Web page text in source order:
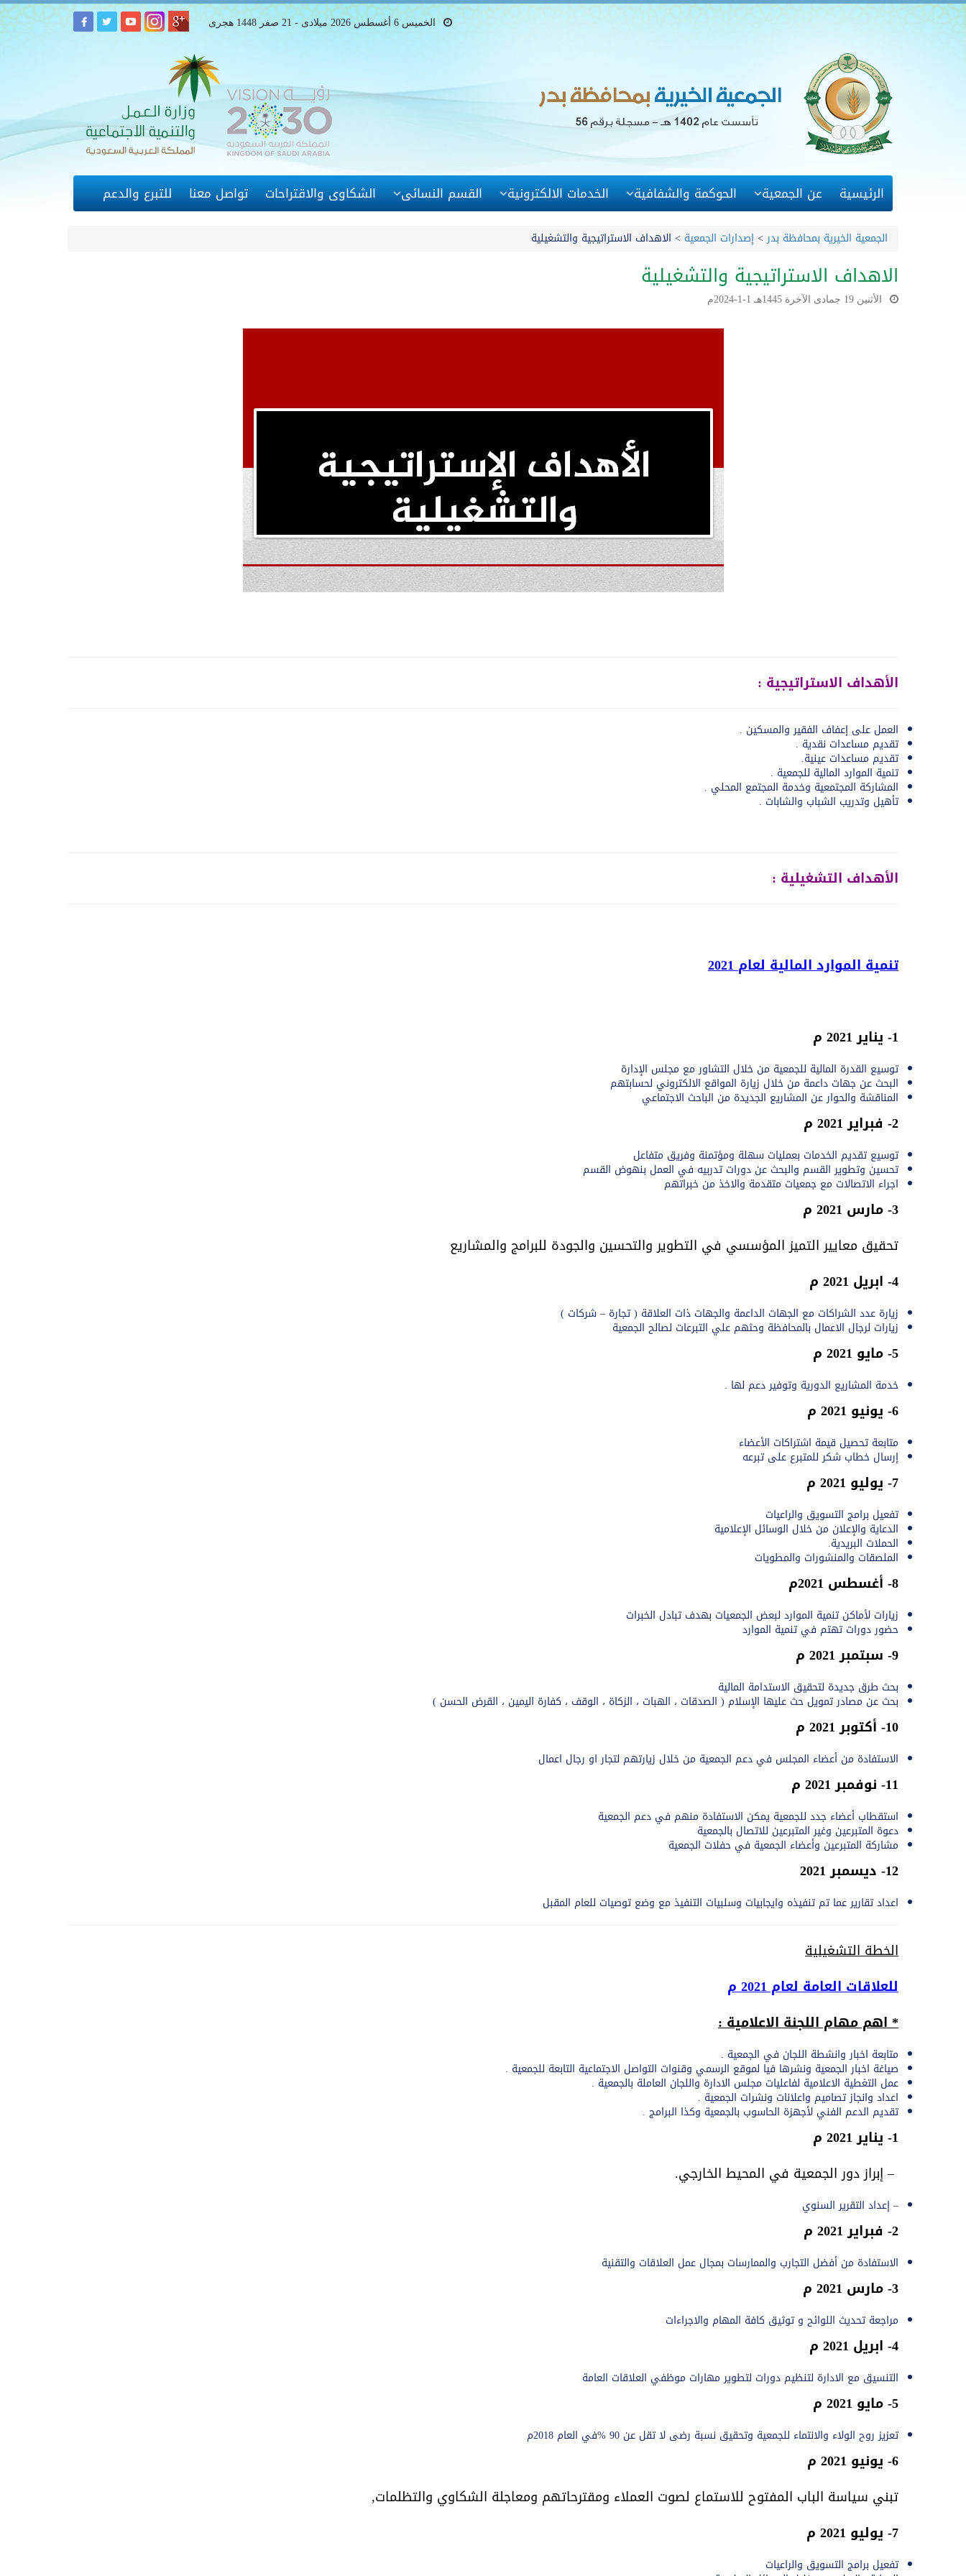
الخميس 6 أغسطس 2026 ميلادى - 21 صفر 1448 هجرى
الرئيسية عن الجمعية الحوكمة والشفافية الخدمات الالكترونية القسم النسائى الشكاوى والاقتراحات تواصل معنا للتبرع والدعم
الجمعية الخيرية بمحافظة بدر> إصدارات الجمعية > الاهداف الاستراتيجية والتشغيلية
الاهداف الاستراتيجية والتشغيلية
الأثنين 19 جمادى الآخرة 1445هـ 1-1-2024م
الأهداف الاستراتيجية :
العمل على إعفاف الفقير والمسكين .
تقديم مساعدات نقدية .
تقديم مساعدات عينية.
تنمية الموارد المالية للجمعية .
المشاركة المجتمعية وخدمة المجتمع المحلي .
تأهيل وتدريب الشباب والشابات .
الأهداف التشغيلية :
تنمية الموارد المالية لعام 2021
1- يناير 2021 م
توسيع القدرة المالية للجمعية من خلال التشاور مع مجلس الإدارة
البحث عن جهات داعمة من خلال زيارة المواقع الالكتروني لحسابتهم
المناقشة والحوار عن المشاريع الجديدة من الباحث الاجتماعي
2- فبراير 2021 م
توسيع تقديم الخدمات بعمليات سهلة ومؤتمنة وفريق متفاعل
تحسين وتطوير القسم والبحث عن دورات تدربيه في العمل بنهوض القسم
اجراء الاتصالات مع جمعيات متقدمة والاخذ من خبراتهم
3- مارس 2021 م
تحقيق معايير التميز المؤسسي في التطوير والتحسين والجودة للبرامج والمشاريع
4- ابريل 2021 م
زيارة عدد الشراكات مع الجهات الداعمة والجهات ذات العلاقة ( تجارة – شركات )
زيارات لرجال الاعمال بالمحافظة وحثهم علي التبرعات لصالح الجمعية
5- مايو 2021 م
خدمة المشاريع الدورية وتوفير دعم لها .
6- يونيو 2021 م
متابعة تحصيل قيمة اشتراكات الأعضاء
إرسال خطاب شكر للمتبرع على تبرعه
7- يوليو 2021 م
تفعيل برامج التسويق والراعيات
الدعاية والإعلان من خلال الوسائل الإعلامية
الحملات البريدية.
الملصقات والمنشورات والمطويات
8- أغسطس 2021م
زيارات لأماكن تنمية الموارد لبعض الجمعيات بهدف تبادل الخبرات
حضور دورات تهتم في تنمية الموارد
9- سبتمبر 2021 م
بحث طرق جديدة لتحقيق الاستدامة المالية
بحث عن مصادر تمويل حث عليها الإسلام ( الصدقات ، الهبات ، الزكاة ، الوقف ، كفارة اليمين ، القرض الحسن )
10- أكتوبر 2021 م
الاستفادة من أعضاء المجلس في دعم الجمعية من خلال زيارتهم لتجار او رجال اعمال
11- نوفمبر 2021 م
استقطاب أعضاء جدد للجمعية يمكن الاستفادة منهم في دعم الجمعية
دعوة المتبرعين وغير المتبرعين للاتصال بالجمعية
مشاركة المتبرعين وأعضاء الجمعية في حفلات الجمعية
12- ديسمبر 2021
اعداد تقارير عما تم تنفيذه وايجابيات وسلبيات التنفيذ مع وضع توصيات للعام المقبل
الخطة التشغيلية
للعلاقات العامة لعام 2021 م
* اهم مهام اللجنة الاعلامية :
متابعة اخبار وانشطة اللجان في الجمعية .
صياغة اخبار الجمعية ونشرها فيا لموقع الرسمي وقنوات التواصل الاجتماعية التابعة للجمعية .
عمل التغطية الاعلامية لفاعليات مجلس الادارة واللجان العاملة بالجمعية .
اعداد وانجاز تصاميم واعلانات ونشرات الجمعية .
تقديم الدعم الفني لأجهزة الحاسوب بالجمعية وكذا البرامج .
1- يناير 2021 م
– إبراز دور الجمعية في المحيط الخارجي.
– إعداد التقرير السنوي
2- فبراير 2021 م
الاستفادة من أفضل التجارب والممارسات بمجال عمل العلاقات والتقنية
3- مارس 2021 م
مراجعة تحديث اللوائح و توثيق كافة المهام والاجراءات
4- ابريل 2021 م
التنسيق مع الادارة لتنظيم دورات لتطوير مهارات موظفي العلاقات العامة
5- مايو 2021 م
تعزيز روح الولاء والانتماء للجمعية وتحقيق نسبة رضى لا تقل عن 90 %في العام 2018م
6- يونيو 2021 م
تبني سياسة الباب المفتوح للاستماع لصوت العملاء ومقترحاتهم ومعاجلة الشكاوي والتظلمات,
7- يوليو 2021 م
تفعيل برامج التسويق والراعيات